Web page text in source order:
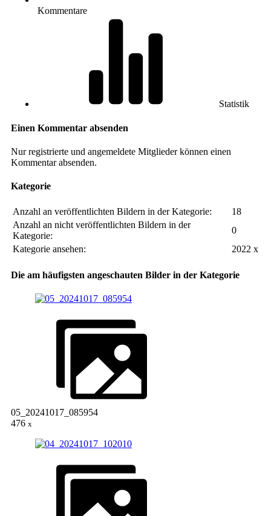
Kommentare
Statistik
Einen Kommentar absenden
Nur registrierte und angemeldete Mitglieder können einen
Kommentar absenden.
Kategorie
Anzahl an veröffentlichten Bildern in der Kategorie:
18
Anzahl an nicht veröffentlichten Bildern in der
Kategorie:
0
Kategorie ansehen:
2022 x
Die am häufigsten angeschauten Bilder in der Kategorie
05_20241017_085954
476 x